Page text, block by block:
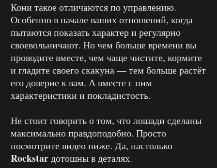
Кони такое отличаются по управлению.
Особенно в начале ваших отношений, когда
пытаются показать характер и регулярно
своевольничают. Но чем больше времени вы
проводите вместе, чем чаще чистите, кормите
и гладите своего скакуна — тем больше растёт
его доверие к вам. А вместе с ним
характеристики и покладистость.
Не стоит говорить о том, что лошади сделаны
максимально правдоподобно. Просто
посмотритевидео ниже. Да, настолько
Rockstarдотошны в деталях.